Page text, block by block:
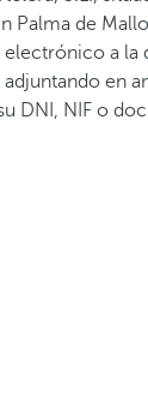
Palma de
a la
adjuntando en
DNI, NIF o